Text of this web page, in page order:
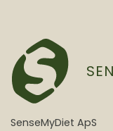
SenseMyDiet ApS